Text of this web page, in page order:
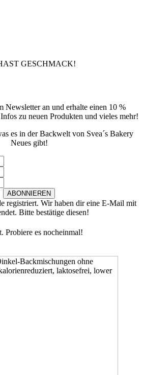
GESCHMACK!
Newsletter an und erhalte einen 10 %
zu neuen Produkten und vieles mehr!
es in der Backwelt von Svea´s Bakery
Neues gibt!
ABONNIEREN
registriert. Wir haben dir eine E-Mail mit
Bitte bestätige diesen!
Probiere es nocheinmal!